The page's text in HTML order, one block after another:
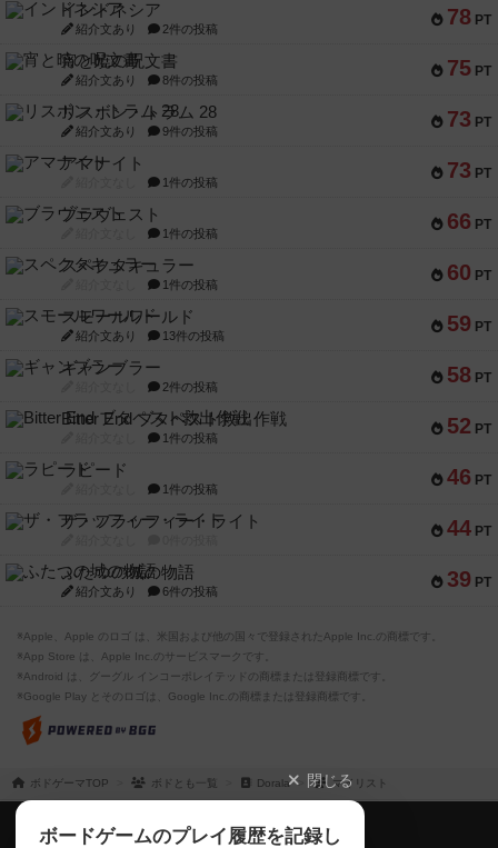
78 PT
インドネシア
紹介文あり 2件の投稿
75 PT
宵と暁の呪文書
紹介文あり 8件の投稿
73 PT
リスボン・トラム 28
紹介文あり 9件の投稿
73 PT
アマナイト
1件の投稿
66 PT
ブラヴェスト
1件の投稿
60 PT
スペクタキュラー
1件の投稿
59 PT
スモールワールド
紹介文あり 13件の投稿
58 PT
ギャンブラー
2件の投稿
52 PT
Bitter End ブタペスト救出作戦
1件の投稿
46 PT
ラピード
1件の投稿
44 PT
ザ・フラッフィー・ライト
39 PT
ふたつの城の物語
紹介文あり 6件の投稿
※Apple、Apple のロゴ は、米国および他の国々で登録されたApple Inc.の商標です。
※App Store は、Apple Inc.のサービスマークです。
※Android は、グーグル インコーポレイテッドの商標または登録商標です。
※Google Play とそのロゴは、Google Inc.の商標または登録商標です。
ボドゲーマTOP ボドとも一覧 Dorala マイリスト
閉じる
ボードゲームのプレイ履歴を記録し
ボドゲーマTOP